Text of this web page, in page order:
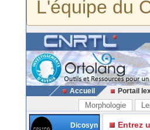
L'équipe du
Accueil Portail
Morphologie
Dicosyn
Entrez